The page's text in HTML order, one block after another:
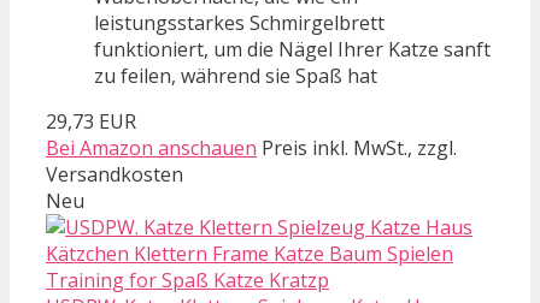
leistungsstarkes Schmirgelbrett
funktioniert, um die Nägel Ihrer Katze sanft
zu feilen, während sie Spaß hat
29,73 EUR
Bei Amazon anschauen Preis inkl. MwSt., zzgl.
Versandkosten
Neu